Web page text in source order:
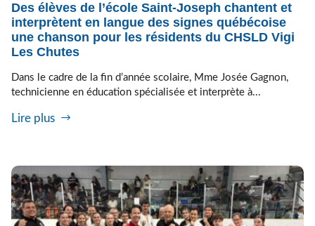
Des élèves de l’école Saint-Joseph chantent et
interprètent en langue des signes québécoise
une chanson pour les résidents du CHSLD Vigi
Les Chutes
Dans le cadre de la fin d’année scolaire, Mme Josée Gagnon,
technicienne en éducation spécialisée et interprète à...
Lire plus